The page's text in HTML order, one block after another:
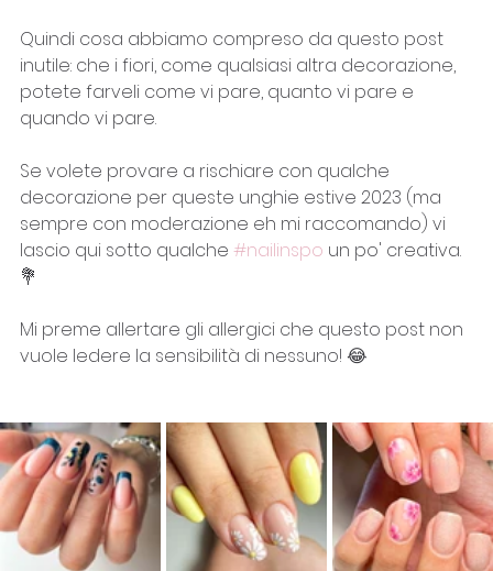
Quindi cosa abbiamo compreso da questo post
inutile: che i fiori, come qualsiasi altra decorazione,
potete farveli come vi pare, quanto vi pare e
quando vi pare.
Se volete provare a rischiare con qualche
decorazione per queste unghie estive 2023 (ma
sempre con moderazione eh mi raccomando) vi
lascio qui sotto qualche #nailinspo un po' creativa.
💐
Mi preme allertare gli allergici che questo post non
vuole ledere la sensibilità di nessuno! 😂